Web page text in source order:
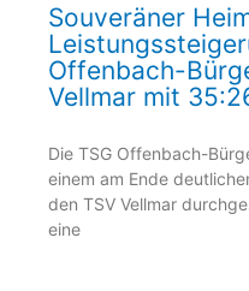
Souveräner
Offenbach-
Vellmar mit
Die TSG Offenbach-
einem am Ende
den TSV Vellmar
eine